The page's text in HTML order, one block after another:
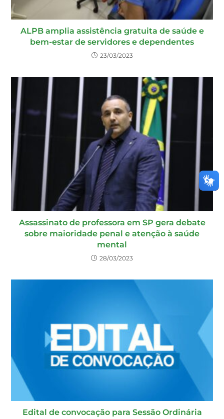
ALPB amplia assistência gratuita de saúde e
bem-estar de servidores e dependentes
23/03/2023
Assassinato de professora em SP gera debate
sobre maioridade penal e atenção à saúde
mental
28/03/2023
Edital de convocação para Sessão Ordinária